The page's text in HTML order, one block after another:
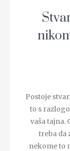
Postoje
to s
vaša tajna.
treba da
nekome to